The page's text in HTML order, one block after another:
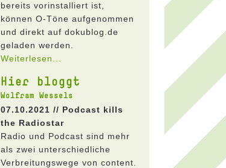
bereits vorinstalliert ist,
können O-Töne aufgenommen
und direkt auf dokublog.de
geladen werden.
Weiterlesen...
Hier bloggt
Wolfram Wessels
07.10.2021 // Podcast kills
the Radiostar
Radio und Podcast sind mehr
als zwei unterschiedliche
Verbreitungswege von content.